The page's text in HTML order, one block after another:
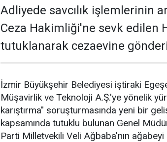
Adliyede savcılık işlemlerinin
Ceza Hakimliği'ne sevk edilen
tutuklanarak cezaevine
İzmir Büyükşehir Belediyesi iştiraki
Müşavirlik ve Teknoloji A.Ş.'ye yönelik
karıştırma" soruşturmasında yeni bir
kapsamında tutuklu bulunan Genel
Parti Milletvekili Veli Ağbaba'nın